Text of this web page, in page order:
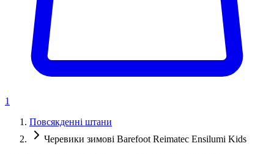
1
Повсякденні штани
Черевики зимові Barefoot Reimatec Ensilumi Kids